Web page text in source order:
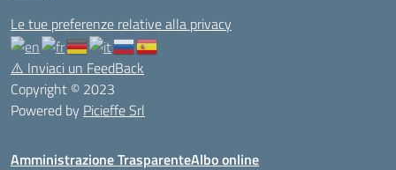
Le tue preferenze relative alla privacy
⚠️ Inviaci un FeedBack
Copyright © 2023
Powered by Picieffe Srl
Amministrazione TrasparenteAlbo online